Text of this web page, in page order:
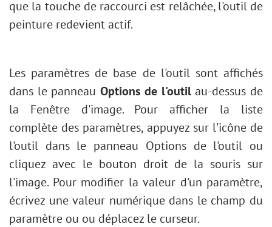
Réglage Négatif
Teinte/Saturation
Réglage Niveaux
Redimensionner une image
Filtres AI
Installation sur Windows
Installation sur Mac
Fond d'écran Bibliothèque
Ajout de contours au texte
Effet vintage
Comment vieillir une photo
Effet Bokeh
Tonification des couleurs
Nouvelle couleur des yeux
Tâche : Enlever les lunettes
Sélection de rouges à lèvres
Retouche d'une vieille photo
que la touche de raccourci est relâchée, l'outil de
peinture redevient actif.
Les paramètres de base de l'outil sont affichés
dans le panneauOptions de l'outilau-dessus de
la Fenêtre d'image. Pour afficher la liste
complète des paramètres, appuyez sur l'icône de
l'outil dans le panneau Options de l'outil ou
cliquez avec le bouton droit de la souris sur
l'image. Pour modifier la valeur d'un paramètre,
écrivez une valeur numérique dans le champ du
paramètre ou ou déplacez le curseur.